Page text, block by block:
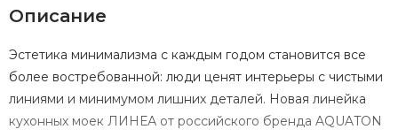
Описание
Эстетика минимализма с каждым годом становится все
более востребованной: люди ценят интерьеры с чистыми
линиями и минимумом лишних деталей. Новая линейка
кухонных моек ЛИНЕА от российского бренда AQUATON